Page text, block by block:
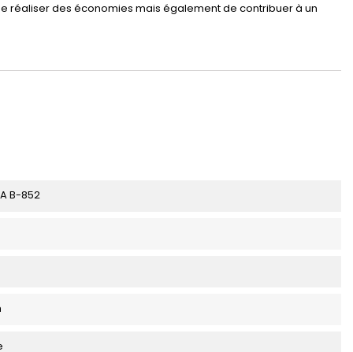
réaliser des économies mais également de contribuer à un
B-852